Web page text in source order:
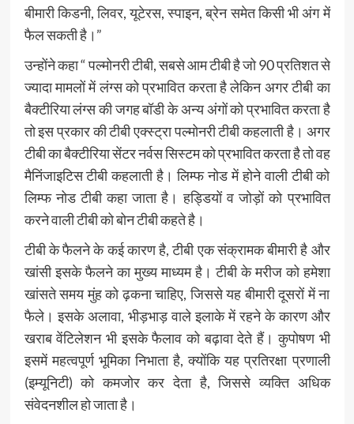
बीमारी किडनी, लिवर, यूटेरस, स्पाइन, ब्रेन समेत किसी भी अंग में
फैल सकती है।”
उन्होंने कहा “ पल्मोनरी टीबी, सबसे आम टीबी है जो 90 प्रतिशत से
ज्यादा मामलों में लंग्‍स को प्रभावित करता है लेकिन अगर टीबी का
बैक्‍टीरिया लंग्‍स की जगह बॉडी के अन्य अंगों को प्रभावित करता है
तो इस प्रकार की टीबी एक्स्ट्रा पल्मोनरी टीबी कहलाती है। अगर
टीबी का बैक्‍टीरिया सेंटर नर्वस सिस्‍टम को प्रभावित करता है तो वह
मैनिंजाइटिस टीबी कहलाती है। लिम्फ नोड में होने वाली टीबी को
लिम्फ नोड टीबी कहा जाता है। हड्डियों व जोड़ों को प्रभावित
करने वाली टीबी को बोन टीबी कहते है।
टीबी के फैलने के कई कारण है, टीबी एक संक्रामक बीमारी है और
खांसी इसके फैलने का मुख्य माध्यम है। टीबी के मरीज को हमेशा
खांसते समय मुंह को ढ़कना चाहिए, जिससे यह बीमारी दूसरों में ना
फैले। इसके अलावा, भीड़भाड़ वाले इलाके में रहने के कारण और
खराब वेंटिलेशन भी इसके फैलाव को बढ़ावा देते हैं। कुपोषण भी
इसमें महत्वपूर्ण भूमिका निभाता है, क्योंकि यह प्रतिरक्षा प्रणाली
(इम्यूनिटी) को कमजोर कर देता है, जिससे व्यक्ति अधिक
संवेदनशील हो जाता है।